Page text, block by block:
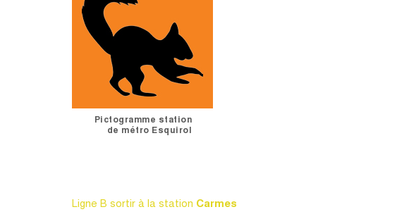
Pictogramme station
de métro Esquirol
Ligne B sortir à la station Carmes